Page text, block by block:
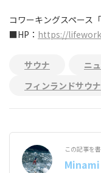
コワーキングスペース
■HP： https://
サウナ
ニ
フィンランドサウナ
この記事を
Minami